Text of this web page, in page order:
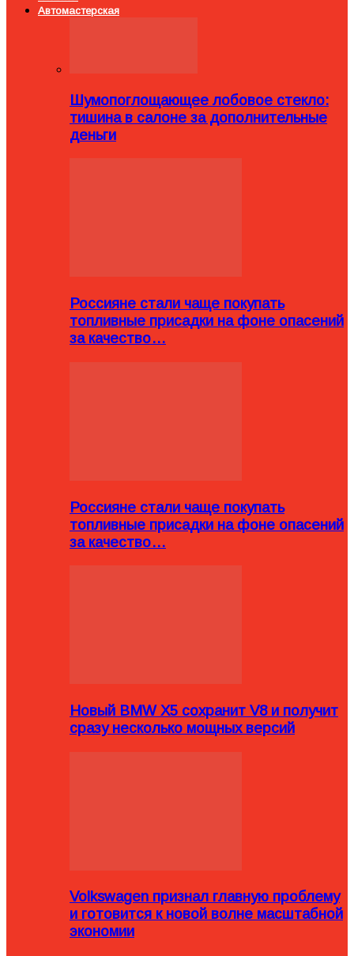
Автомастерская
Шумопоглощающее лобовое стекло:
тишина в салоне за дополнительные
деньги
Россияне стали чаще покупать
топливные присадки на фоне опасений
за качество…
Россияне стали чаще покупать
топливные присадки на фоне опасений
за качество…
Новый BMW X5 сохранит V8 и получит
сразу несколько мощных версий
Volkswagen признал главную проблему
и готовится к новой волне масштабной
экономии